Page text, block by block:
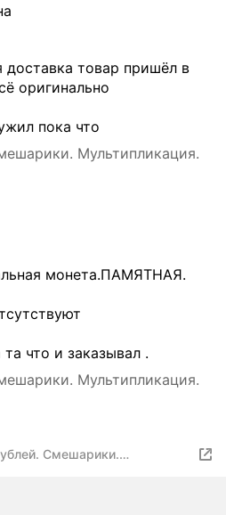
доставка товар пришёл в
оригинально
пока что
Мультипликация.
монета.ПАМЯТНАЯ.
что и заказывал .
Мультипликация.
Смешарики.